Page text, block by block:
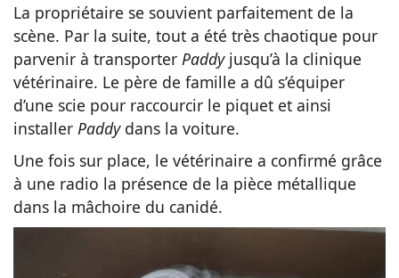
La propriétaire se souvient parfaitement de la
scène. Par la suite, tout a été très chaotique pour
parvenir à transporter Paddyjusqu’à la clinique
vétérinaire. Le père de famille a dû s’équiper
d’une scie pour raccourcir le piquet et ainsi
installer Paddydans la voiture.
Une fois sur place, le vétérinaire a confirmé grâce
à une radio la présence de la pièce métallique
dans la mâchoire du canidé.